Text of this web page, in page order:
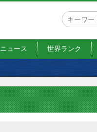
ニュース 世界ランク